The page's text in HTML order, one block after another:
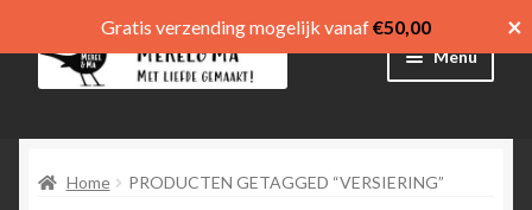
door
navigatie
direct
de
Menu
Afrekenen
Home PRODUCTEN GETAGGED “VERSIERING”
Gratis verzending mogelijk vanaf€50,00 ×